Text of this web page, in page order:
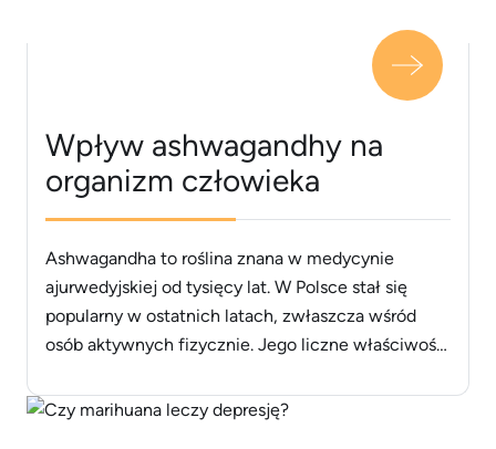
Wpływ ashwagandhy na
organizm człowieka
Ashwagandha to roślina znana w medycynie
ajurwedyjskiej od tysięcy lat. W Polsce stał się
popularny w ostatnich latach, zwłaszcza wśród
osób aktywnych fizycznie. Jego liczne właściwości
może skorzystać niemal każdy. Dowiedz się,